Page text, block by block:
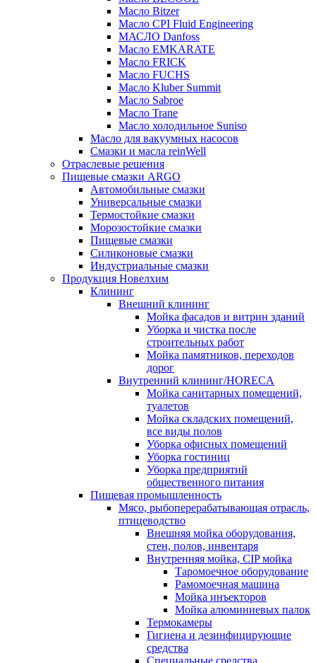
Масло Bitzer
Масло CPI Fluid Engineering
МАСЛО Danfoss
Масло EMKARATE
Масло FRICK
Масло FUCHS
Масло Kluber Summit
Масло Sabroe
Масло Trane
Масло холодильное Suniso
Масло для вакуумных насосов
Смазки и масла reinWell
Отраслевые решения
Пищевые смазки ARGO
Автомобильные смазки
Универсальные смазки
Термостойкие смазки
Морозостойкие смазки
Пищевые смазки
Силиконовые смазки
Индустриальные смазки
Продукция Новелхим
Клининг
Внешний клининг
Мойка фасадов и витрин зданий
Уборка и чистка после
строительных работ
Мойка памятников, переходов
дорог
Внутренний клининг/HORECA
Мойка санитарных помещений,
туалетов
Мойка складских помещений,
все виды полов
Уборка офисных помещений
Уборка гостиниц
Уборка предприятий
общественного питания
Пищевая промышленность
Мясо, рыбоперерабатывающая отрасль,
птицеводство
Внешняя мойка оборудования,
стен, полов, инвентаря
Внутренняя мойка, CIP мойка
Таромоечное оборудование
Рамомоечная машина
Мойка инъекторов
Мойка алюминиевых палок
Термокамеры
Гигиена и дезинфицирующие
средства
Специальные средства